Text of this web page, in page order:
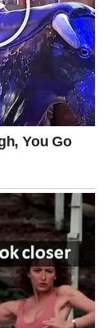
poglavlje?
donosi
da „ide
se razvijate.